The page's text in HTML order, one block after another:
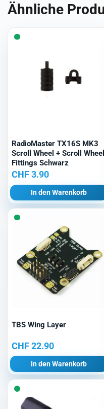
Ähnliche
RadioMaster TX16S MK3
Scroll Wheel + Scroll Wheel
Fittings Schwarz
CHF3.90
In den Warenkorb
TBS Wing Layer
CHF22.90
In den Warenkorb